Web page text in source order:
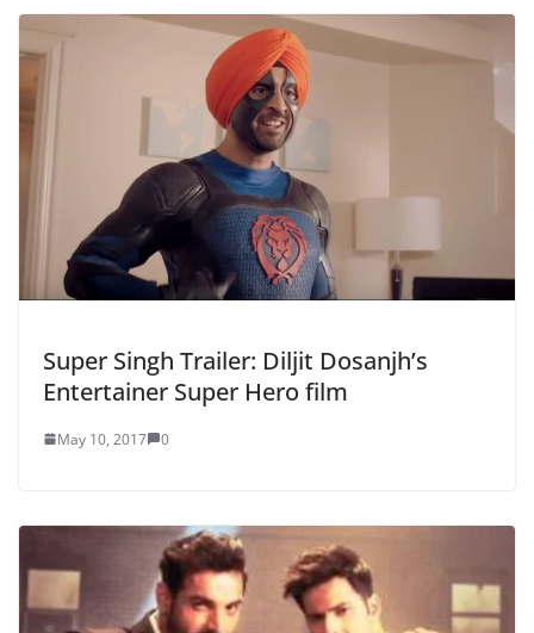
Super Singh Trailer: Diljit Dosanjh’s
Entertainer Super Hero film
May 10, 2017 0